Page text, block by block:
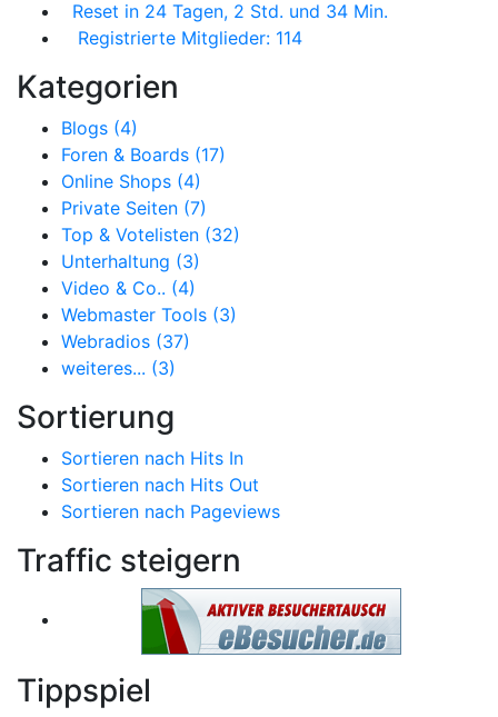
Reset in 24 Tagen, 2 Std. und 34 Min.
Registrierte Mitglieder: 114
Kategorien
Blogs (4)
Foren & Boards (17)
Online Shops (4)
Private Seiten (7)
Top & Votelisten (32)
Unterhaltung (3)
Video & Co.. (4)
Webmaster Tools (3)
Webradios (37)
weiteres... (3)
Sortierung
Sortieren nach Hits In
Sortieren nach Hits Out
Sortieren nach Pageviews
Traffic steigern
Tippspiel